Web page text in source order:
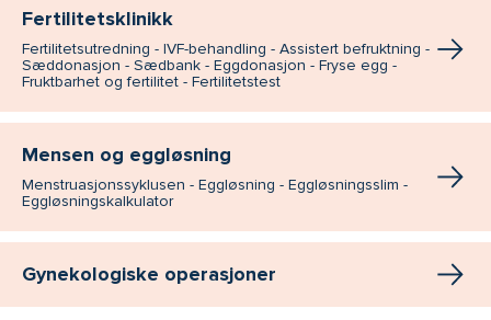
Fertilitetsklinikk
Fertilitetsutredning - IVF-behandling - Assistert befruktning -
Sæddonasjon - Sædbank - Eggdonasjon - Fryse egg -
Fruktbarhet og fertilitet - Fertilitetstest
Mensen og eggløsning
Menstruasjonssyklusen - Eggløsning - Eggløsningsslim -
Eggløsningskalkulator
Gynekologiske operasjoner